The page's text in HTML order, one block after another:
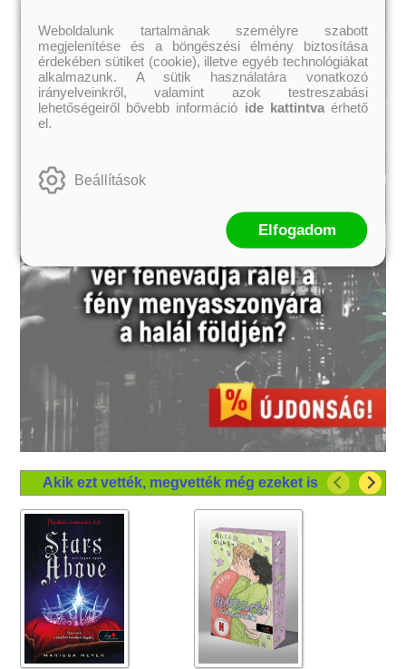
Akik ezt vették, megvették még ezeket is
Weboldalunk tartalmának személyre szabott
megjelenítése és a böngészési élmény biztosítása
érdekében sütiket (cookie), illetve egyéb technológiákat
alkalmazunk. A sütik használatára vonatkozó
irányelveinkről, valamint azok testreszabási
lehetőségeiről bővebb információ ide kattintvaérhető
el.
Beállítások
Elfogadom